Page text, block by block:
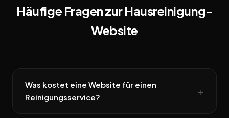
Häufige Fragen zur Hausreinigung-
Website
Was kostet eine Website für einen
Reinigungsservice?